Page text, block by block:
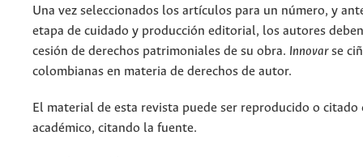
Una vez seleccionados los artículos para un número, y
etapa de cuidado y producción editorial, los autores
cesión de derechos patrimoniales de su obra. Innovarse
colombianas en materia de derechos de autor.
El material de esta revista puede ser reproducido o citado
académico, citando la fuente.